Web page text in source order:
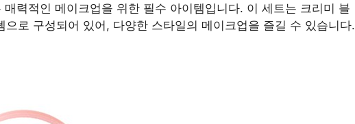
력적인 메이크업을 위한 필수 아이템입니다. 이 세트는 크리미 블
으로 구성되어 있어, 다양한 스타일의 메이크업을 즐길 수 있습니다.